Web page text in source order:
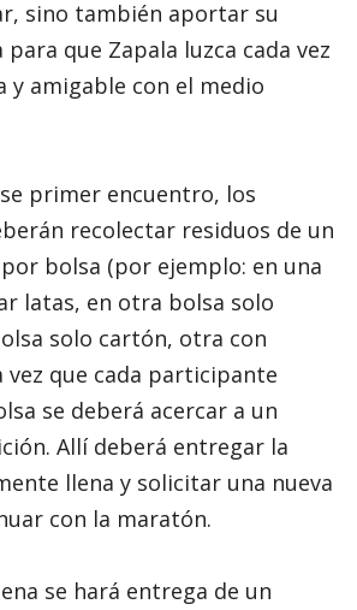
sino también aportar su
que Zapala luzca cada vez
y amigable con el medio
primer encuentro, los
recolectar residuos de un
bolsa (por ejemplo: en una
latas, en otra bolsa solo
solo cartón, otra con
vez que cada participante
se deberá acercar a un
Allí deberá entregar la
llena y solicitar una nueva
con la maratón.
se hará entrega de un